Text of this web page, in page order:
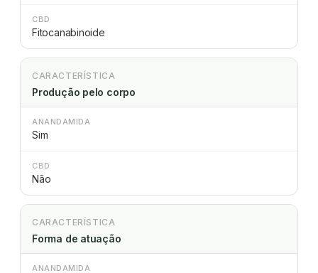
CBD
Fitocanabinoide
CARACTERÍSTICA
Produção pelo corpo
ANANDAMIDA
Sim
CBD
Não
CARACTERÍSTICA
Forma de atuação
ANANDAMIDA